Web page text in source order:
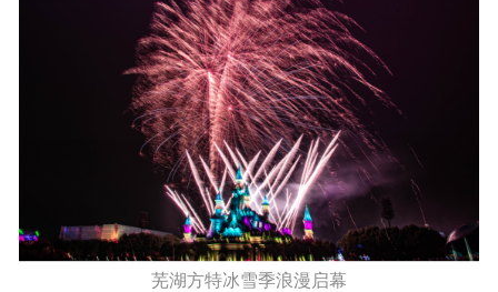
芜湖方特冰雪季浪漫启幕